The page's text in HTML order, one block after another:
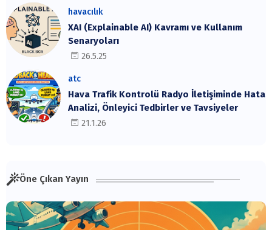
havacılık
XAI (Explainable AI) Kavramı ve Kullanım
Senaryoları
26.5.25
atc
Hava Trafik Kontrolü Radyo İletişiminde Hata
Analizi, Önleyici Tedbirler ve Tavsiyeler
21.1.26
Öne Çıkan Yayın